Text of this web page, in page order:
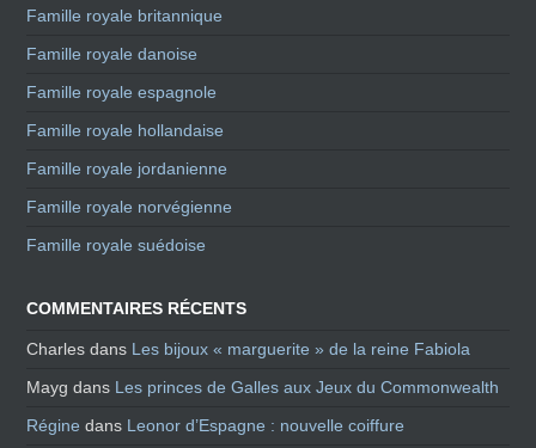
Famille royale britannique
Famille royale danoise
Famille royale espagnole
Famille royale hollandaise
Famille royale jordanienne
Famille royale norvégienne
Famille royale suédoise
COMMENTAIRES RÉCENTS
Charles dans Les bijoux « marguerite » de la reine Fabiola
Mayg dans Les princes de Galles aux Jeux du Commonwealth
Régine dans Leonor d’Espagne : nouvelle coiffure